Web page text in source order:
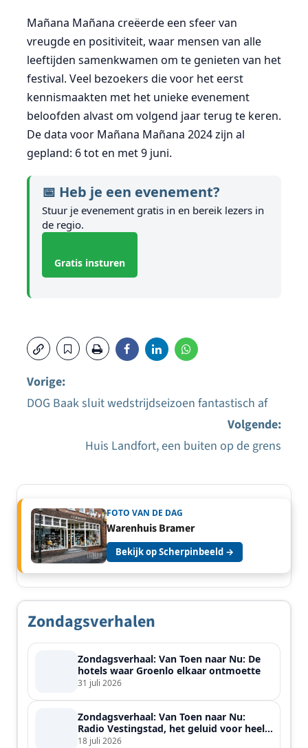
Mañana Mañana creëerde een sfeer van
vreugde en positiviteit, waar mensen van alle
leeftijden samenkwamen om te genieten van het
festival. Veel bezoekers die voor het eerst
kennismaakten met het unieke evenement
beloofden alvast om volgend jaar terug te keren.
De data voor Mañana Mañana 2024 zijn al
gepland: 6 tot en met 9 juni.
📅 Heb je een evenement?
Stuur je evenement gratis in en bereik lezers in
de regio.
Gratis insturen
navigatie
Vorige:
DOG Baak sluit wedstrijdseizoen fantastisch af
Volgende:
Huis Landfort, een buiten op de grens
FOTO VAN DE DAG
Warenhuis Bramer
Bekijk op Scherpinbeeld →
Zondagsverhalen
Zondagsverhaal: Van Toen naar Nu: De
hotels waar Groenlo elkaar ontmoette
31 juli 2026
Zondagsverhaal: Van Toen naar Nu:
Radio Vestingstad, het geluid voor heel
de streek
18 juli 2026